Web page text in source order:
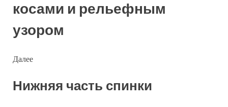
косами и рельефным
узором
Далее
Нижняя часть спинки